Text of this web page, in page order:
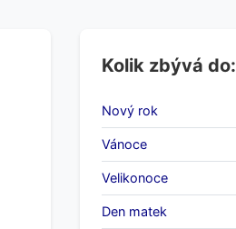
Kolik zbývá do:
Nový rok
Vánoce
Velikonoce
Den matek